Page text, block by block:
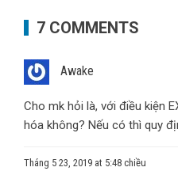
7 COMMENTS
Awake
Cho mk hỏi là, với điều kiện
hóa không? Nếu có thì quy
Tháng 5 23, 2019 at 5:48 chiều